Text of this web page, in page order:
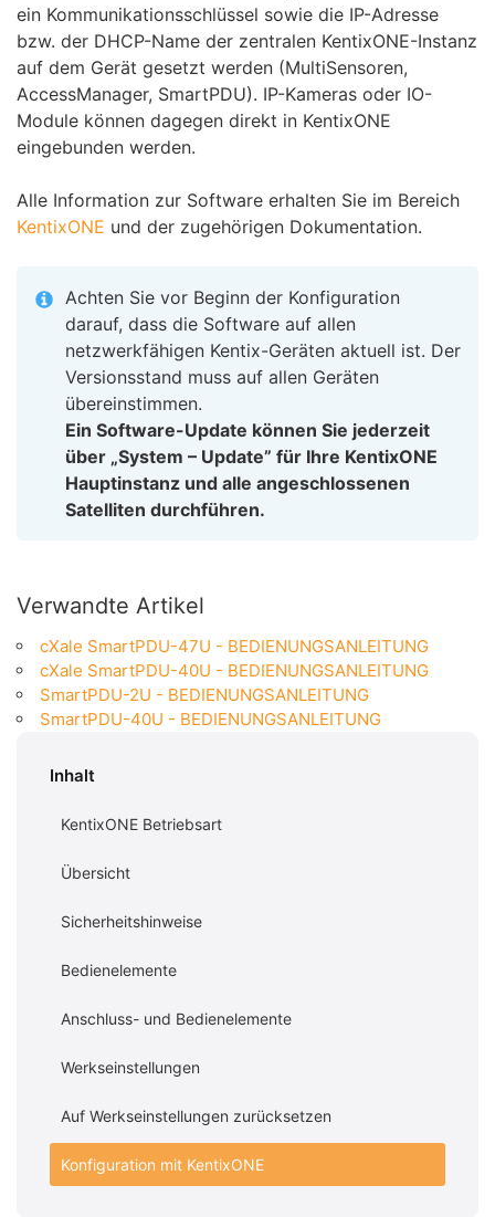
ein Kommunikationsschlüssel sowie die IP-Adresse
bzw. der DHCP-Name der zentralen KentixONE-Instanz
auf dem Gerät gesetzt werden (MultiSensoren,
AccessManager, SmartPDU). IP-Kameras oder IO-
Module können dagegen direkt in KentixONE
eingebunden werden.
Alle Information zur Software erhalten Sie im Bereich
KentixONE und der zugehörigen Dokumentation.
Achten Sie vor Beginn der Konfiguration
darauf, dass die Software auf allen
netzwerkfähigen Kentix-Geräten aktuell ist. Der
Versionsstand muss auf allen Geräten
übereinstimmen.
Ein Software-Update können Sie jederzeit
über „System – Update” für Ihre KentixONE
Hauptinstanz und alle angeschlossenen
Satelliten durchführen.
Verwandte Artikel
cXale SmartPDU-47U - BEDIENUNGSANLEITUNG
cXale SmartPDU-40U - BEDIENUNGSANLEITUNG
SmartPDU-2U - BEDIENUNGSANLEITUNG
SmartPDU-40U - BEDIENUNGSANLEITUNG
Inhalt
KentixONE Betriebsart
Übersicht
Sicherheitshinweise
Bedienelemente
Anschluss- und Bedienelemente
Werkseinstellungen
Auf Werkseinstellungen zurücksetzen
Konfiguration mit KentixONE